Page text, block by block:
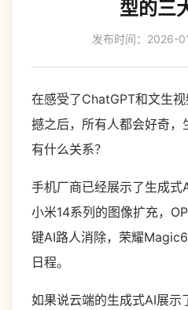
型的三
发布时间：2026-
在感受了ChatGPT和文生
撼之后，所有人都会好奇
有什么关系？
手机厂商已经展示了生成式
小米14系列的图像扩充，
键AI路人消除，荣耀
日程。
如果说云端的生成式AI展示